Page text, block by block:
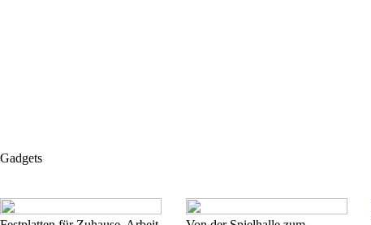
Gadgets